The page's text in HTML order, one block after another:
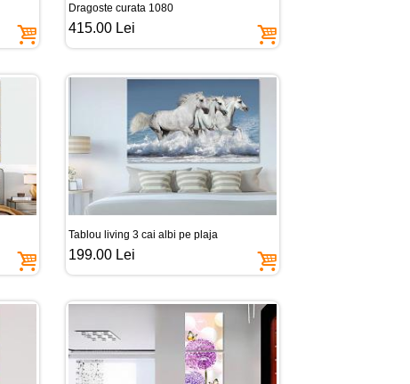
Dragoste curata 1080
415.00 Lei
Tablou living 3 cai albi pe plaja
199.00 Lei